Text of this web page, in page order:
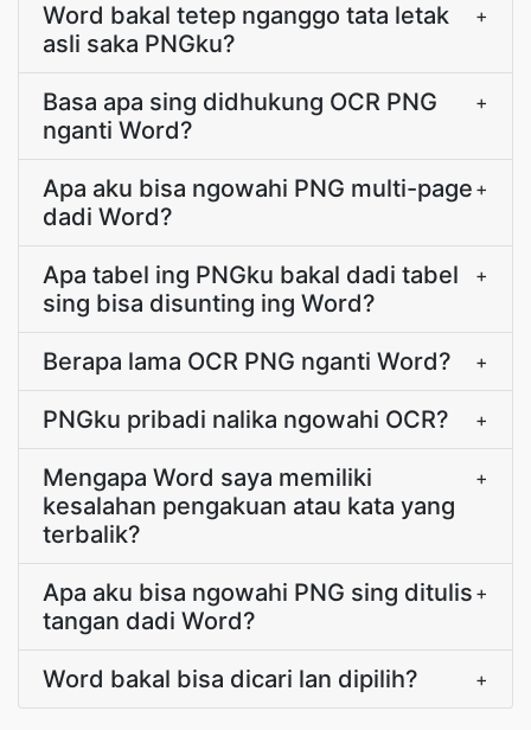
Word bakal tetep nganggo tata letak
asli saka PNGku?
+
Basa apa sing didhukung OCR PNG
nganti Word?
+
Apa aku bisa ngowahi PNG multi-page
dadi Word?
+
Apa tabel ing PNGku bakal dadi tabel
sing bisa disunting ing Word?
+
Berapa lama OCR PNG nganti Word? +
PNGku pribadi nalika ngowahi OCR? +
Mengapa Word saya memiliki
kesalahan pengakuan atau kata yang
terbalik?
+
Apa aku bisa ngowahi PNG sing ditulis
tangan dadi Word?
+
Word bakal bisa dicari lan dipilih? +